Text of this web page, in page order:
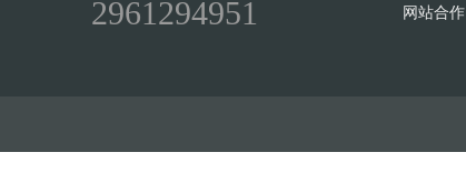
2961294951
网站合作